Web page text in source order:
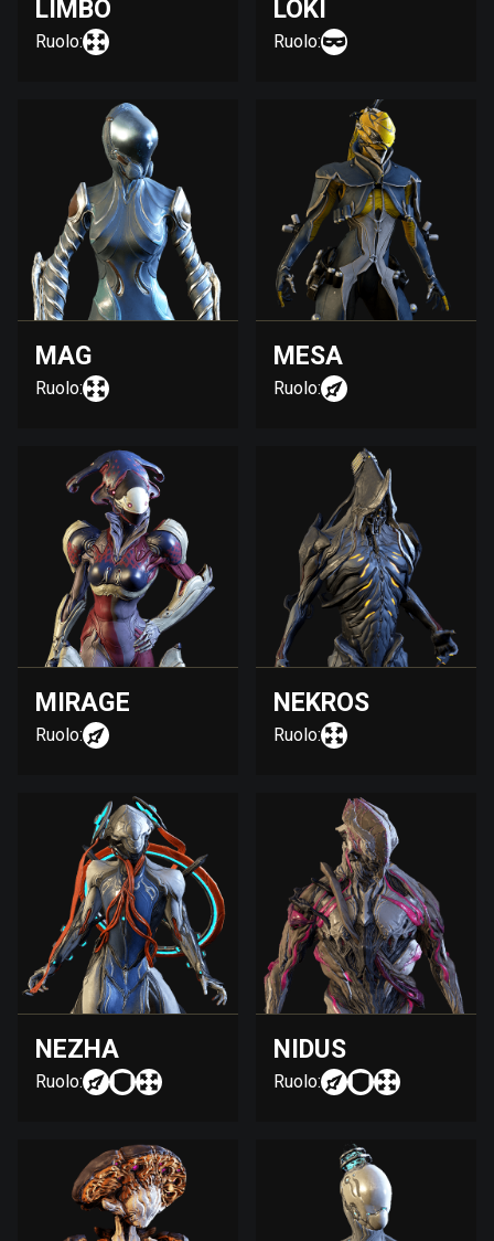
LIMBO
Ruolo:
LOKI
Ruolo:
MAG
Ruolo:
MESA
Ruolo:
MIRAGE
Ruolo:
NEKROS
Ruolo:
NEZHA
Ruolo:
NIDUS
Ruolo: